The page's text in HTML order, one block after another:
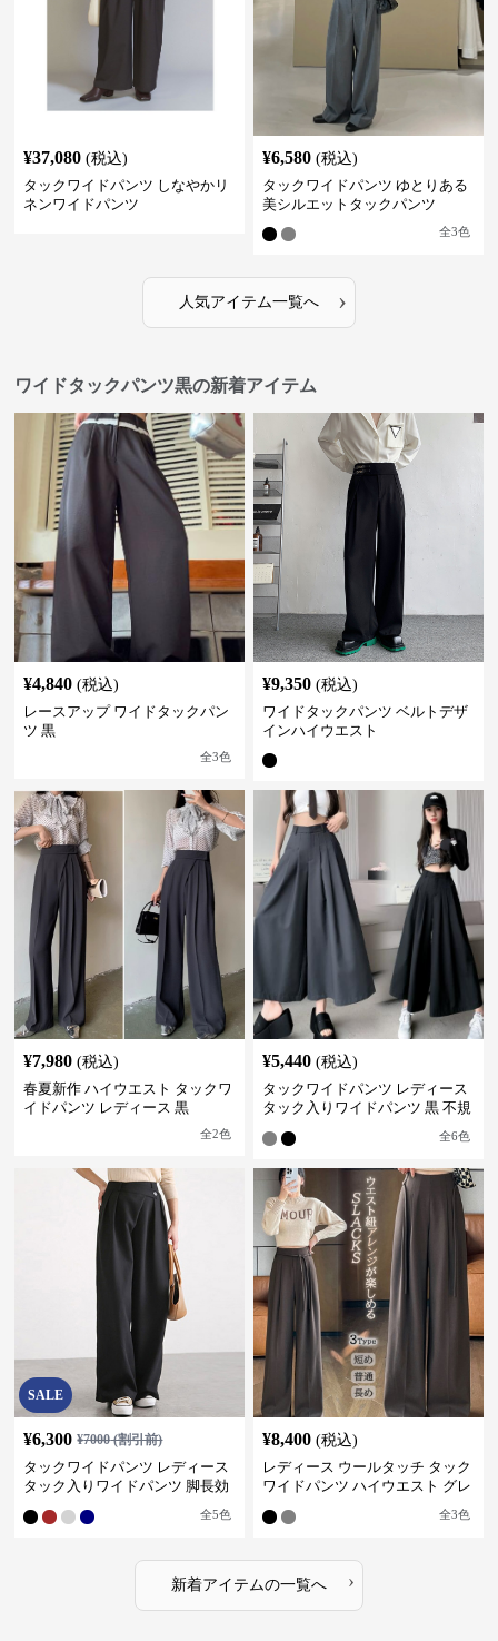
¥37,080 (税込)
タックワイドパンツ しなやかリ
ネンワイドパンツ
¥6,580 (税込)
タックワイドパンツ ゆとりある
美シルエットタックパンツ
全3色
人気アイテム一覧へ ›
ワイドタックパンツ黒の新着アイテム
¥4,840 (税込)
レースアップ ワイドタックパン
ツ 黒
全3色
¥9,350 (税込)
ワイドタックパンツ ベルトデザ
インハイウエスト
¥7,980 (税込)
春夏新作 ハイウエスト タックワ
イドパンツ レディース 黒
全2色
¥5,440 (税込)
タックワイドパンツ レディース
タック入りワイドパンツ 黒 不規
全6色
SALE
¥6,300 ¥7000(割引前)
タックワイドパンツ レディース
タック入りワイドパンツ 脚長効
全5色
¥8,400 (税込)
レディース ウールタッチ タック
ワイドパンツ ハイウエスト グレ
全3色
新着アイテムの一覧へ ›